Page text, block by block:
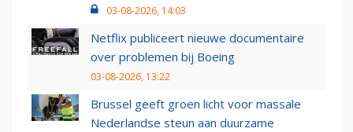
03-08-2026, 14:03
Netflix publiceert nieuwe documentaire
over problemen bij Boeing
03-08-2026, 13:22
Brussel geeft groen licht voor massale
Nederlandse steun aan duurzame